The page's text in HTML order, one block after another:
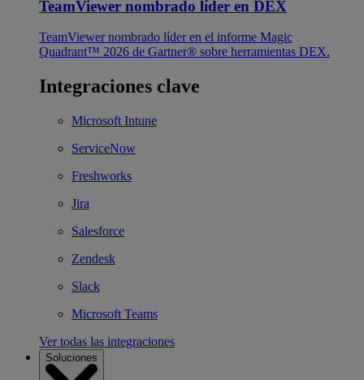
TeamViewer nombrado líder en DEX
TeamViewer nombrado líder en el informe Magic
Quadrant™ 2026 de Gartner® sobre herramientas DEX.
Integraciones clave
Microsoft Intune
ServiceNow
Freshworks
Jira
Salesforce
Zendesk
Slack
Microsoft Teams
Ver todas las integraciones
Soluciones